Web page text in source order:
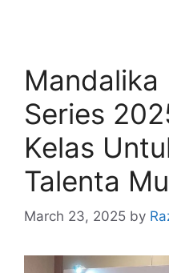
Mandalika
Series
Kelas
Talenta
March 23, 2025 by